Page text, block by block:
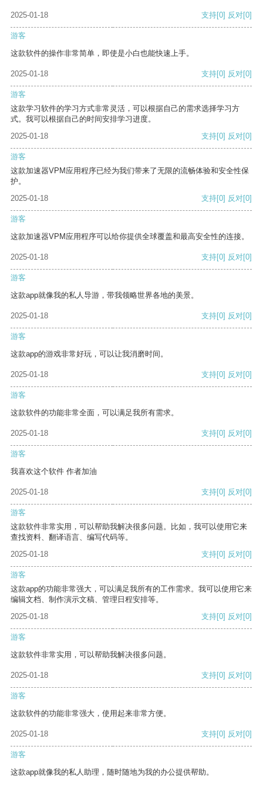
2025-01-18 支持[0] 反对[0]
游客
这款软件的操作非常简单，即使是小白也能快速上手。
2025-01-18 支持[0] 反对[0]
游客
这款学习软件的学习方式非常灵活，可以根据自己的需求选择学习方
式。我可以根据自己的时间安排学习进度。
2025-01-18
支持[0] 反对[0]
游客
这款加速器VPM应用程序已经为我们带来了无限的流畅体验和安全性保
护。
2025-01-18
支持[0] 反对[0]
游客
这款加速器VPM应用程序可以给你提供全球覆盖和最高安全性的连接。
2025-01-18 支持[0] 反对[0]
游客
这款app就像我的私人导游，带我领略世界各地的美景。
2025-01-18 支持[0] 反对[0]
游客
这款app的游戏非常好玩，可以让我消磨时间。
2025-01-18 支持[0] 反对[0]
游客
这款软件的功能非常全面，可以满足我所有需求。
2025-01-18 支持[0] 反对[0]
游客
我喜欢这个软件 作者加油
2025-01-18 支持[0] 反对[0]
游客
这款软件非常实用，可以帮助我解决很多问题。比如，我可以使用它来
查找资料、翻译语言、编写代码等。
2025-01-18
支持[0] 反对[0]
游客
这款app的功能非常强大，可以满足我所有的工作需求。我可以使用它来
编辑文档、制作演示文稿、管理日程安排等。
2025-01-18
支持[0] 反对[0]
游客
这款软件非常实用，可以帮助我解决很多问题。
2025-01-18 支持[0] 反对[0]
游客
这款软件的功能非常强大，使用起来非常方便。
2025-01-18 支持[0] 反对[0]
游客
这款app就像我的私人助理，随时随地为我的办公提供帮助。